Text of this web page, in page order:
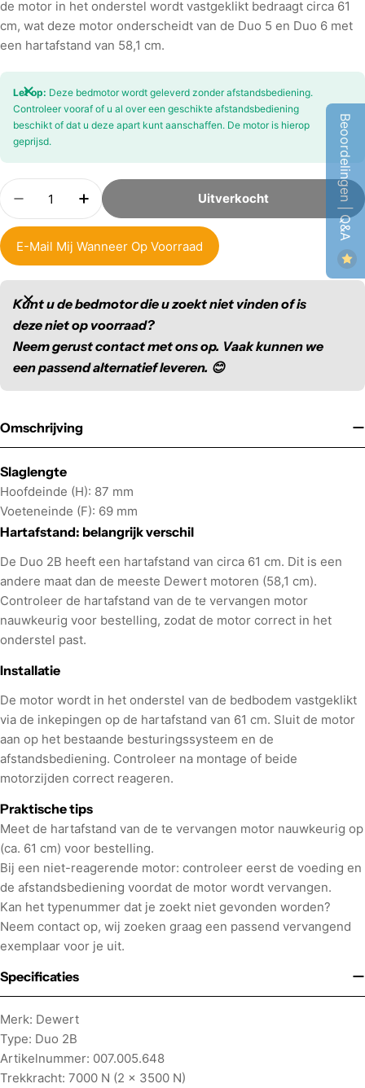
de motor in het onderstel wordt vastgeklikt bedraagt circa 61
cm, wat deze motor onderscheidt van de Duo 5 en Duo 6 met
een hartafstand van 58,1 cm.
Let op: Deze bedmotor wordt geleverd zonder afstandsbediening.
Controleer vooraf of u al over een geschikte afstandsbediening
beschikt of dat u deze apart kunt aanschaffen. De motor is hierop
geprijsd.
Aantal
Hoeveelheid Verminderen Voor Duo 2B
Verhoog Aantal Voor Duo 2B
Uitverkocht
E-Mail Mij Wanneer Op Voorraad
Kunt u de bedmotor die u zoekt niet vinden of is
deze niet op voorraad?
Neem gerust contact met ons op. Vaak kunnen we
een passend alternatief leveren. 😊
Omschrijving
Slaglengte
Hoofdeinde (H): 87 mm
Voeteneinde (F): 69 mm
Hartafstand: belangrijk verschil
De Duo 2B heeft een hartafstand van circa 61 cm. Dit is een
andere maat dan de meeste Dewert motoren (58,1 cm).
Controleer de hartafstand van de te vervangen motor
nauwkeurig voor bestelling, zodat de motor correct in het
onderstel past.
Installatie
De motor wordt in het onderstel van de bedbodem vastgeklikt
via de inkepingen op de hartafstand van 61 cm. Sluit de motor
aan op het bestaande besturingssysteem en de
afstandsbediening. Controleer na montage of beide
motorzijden correct reageren.
Praktische tips
Meet de hartafstand van de te vervangen motor nauwkeurig op
(ca. 61 cm) voor bestelling.
Bij een niet-reagerende motor: controleer eerst de voeding en
de afstandsbediening voordat de motor wordt vervangen.
Kan het typenummer dat je zoekt niet gevonden worden?
Neem contact op, wij zoeken graag een passend vervangend
exemplaar voor je uit.
Specificaties
Merk: Dewert
Type: Duo 2B
Artikelnummer: 007.005.648
Trekkracht: 7000 N (2 x 3500 N)
Beoordelingen | Q&A